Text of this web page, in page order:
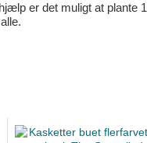
er det muligt at plante 1